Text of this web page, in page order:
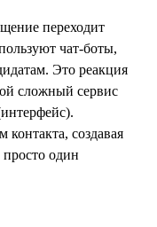
переходит
чат-боты,
Это реакция
сложный сервис
создавая
один